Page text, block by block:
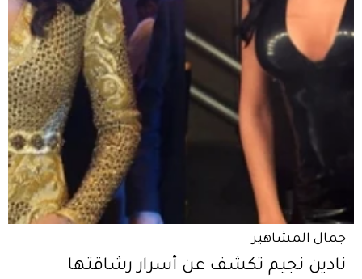
جمال المشاهير
نادين نجيم تكشف عن أسرار رشاقتها